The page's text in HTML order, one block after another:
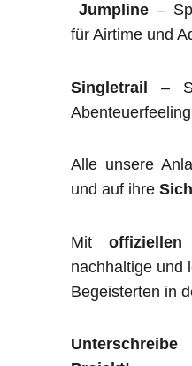
Jumpline –
für Airtime und
Singletrail –
Abenteuerfeeling
Alle unsere
und auf ihre
Mit
nachhaltige und
Begeisterten in